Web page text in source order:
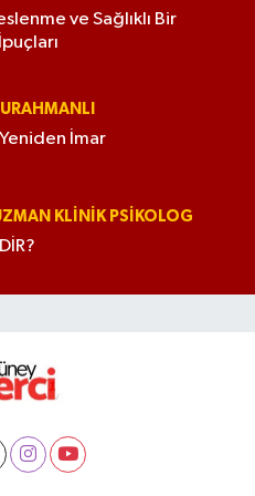
ve Sağlıklı Bir
İmar
KLINIK PSIKOLOG